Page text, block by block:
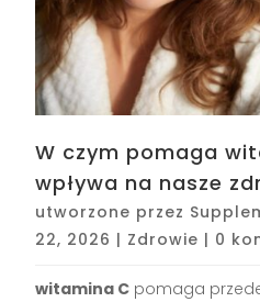
W czym pomaga
wpływa na nasze
utworzone przez
22, 2026 | Zdrowie | 0
witamina C pomaga